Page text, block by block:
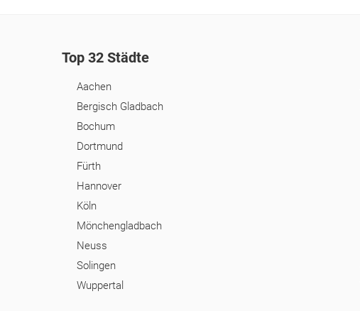
Top 32 Städte
Aachen
Bergisch Gladbach
Bochum
Dortmund
Fürth
Hannover
Köln
Mönchengladbach
Neuss
Solingen
Wuppertal